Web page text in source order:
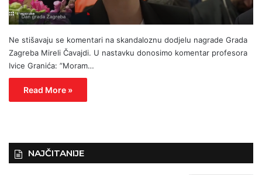
Ne stišavaju se komentari na skandaloznu dodjelu nagrade Grada
Zagreba Mireli Čavajdi. U nastavku donosimo komentar profesora
Ivice Granića: ”Moram…
Read More »
NAJČITANIJE